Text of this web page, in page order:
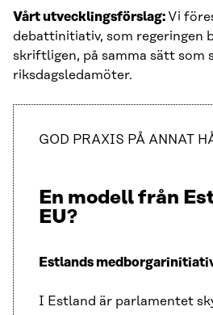
Vårt utvecklingsförslag: Vi
debattinitiativ, som regeringen
skriftligen, på samma sätt
riksdagsledamöter.
GOD PRAXIS PÅ ANNAT
En modell från
EU?
Estlands
I Estland är parlamentet